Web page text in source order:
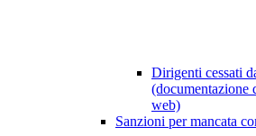
Dirigenti cessati
(documentazione
web)
Sanzioni per mancata